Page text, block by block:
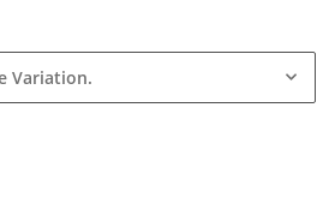
Variation.